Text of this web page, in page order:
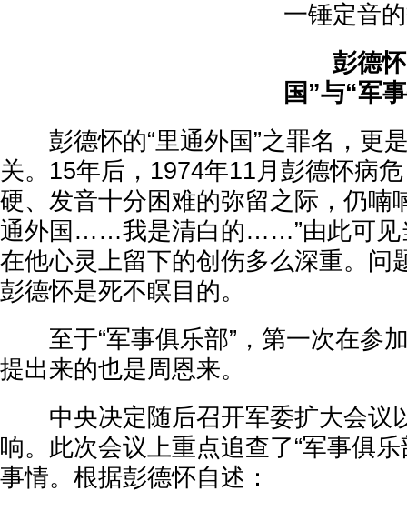
一锤定音
彭德
国”与“军
彭德怀的“里通外国”之罪名，更
关。15年后，1974年11月彭德怀病
硬、发音十分困难的弥留之际，仍喃
通外国……我是清白的……”由此可见
在他心灵上留下的创伤多么深重。问
彭德怀是死不瞑目的。
至于“军事俱乐部”，第一次在参
提出来的也是周恩来。
中央决定随后召开军委扩大会议
响。此次会议上重点追查了“军事俱乐
事情。根据彭德怀自述：